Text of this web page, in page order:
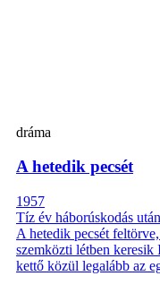
dráma
A hetedik pecsét
1957
Tíz év háborúskodás
A hetedik pecsét
szemközti létben keresik
kettő közül legalább az